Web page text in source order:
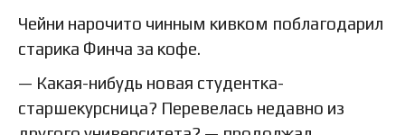
Чейни нарочито чинным кивком поблагодарил
старика Финча за кофе.
— Какая-нибудь новая студентка-
старшекурсница? Перевелась недавно из